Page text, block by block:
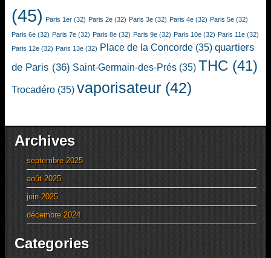
(45) Paris 1er (32) Paris 2e (32) Paris 3e (32) Paris 4e (32) Paris 5e (32)
Paris 6e (32) Paris 7e (32) Paris 8e (32) Paris 9e (32) Paris 10e (32) Paris 11e (32)
Paris 12e (32) Paris 13e (32) Place de la Concorde (35) quartiers
de Paris (36) Saint-Germain-des-Prés (35) THC (41)
Trocadéro (35) vaporisateur (42)
Archives
septembre 2025
août 2025
juin 2025
décembre 2024
Categories